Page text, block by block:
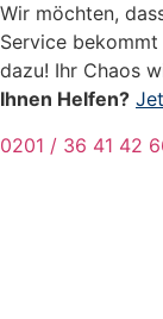
Wir möchten,
Service
dazu! Ihr Chaos
Ihnen Helfen?
0201 / 36 41 42